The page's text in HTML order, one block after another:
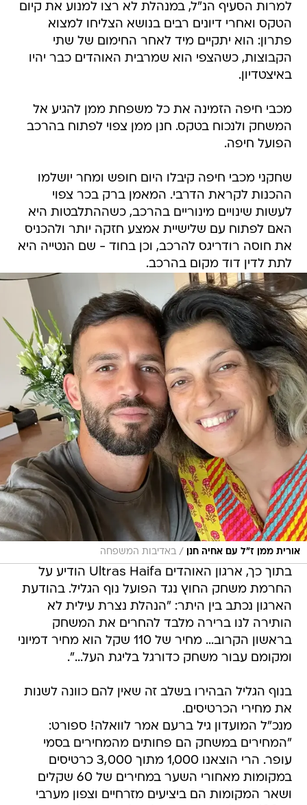
למרות הסעיף הנ"ל, במנהלת לא רצו למנוע את קיום
הטקס ואחרי דיונים רבים בנושא הצליחו למצוא
פתרון: הוא יתקיים מיד לאחר החימום של שתי
הקבוצות, כשהצפי הוא שמרבית האוהדים כבר יהיו
באיצטדיון.
מכבי חיפה הזמינה את כל משפחת ממן להגיע אל
המשחק ולנכוח בטקס. חנן ממן צפוי לפתוח בהרכב
הפועל חיפה.
שחקני מכבי חיפה קיבלו היום חופש ומחר יושלמו
ההכנות לקראת הדרבי. המאמן ברק בכר צפוי
לעשות שינויים מינוריים בהרכב, כשההתלבטות היא
האם לפתוח עם שלישיית אמצע חזקה יותר ולהכניס
את חוסה רודריגס להרכב, וכן בחוד - שם הנטייה היא
לתת לדין דוד מקום בהרכב.
אורית ממן ז"ל עם אחיה חנן / באדיבות המשפחה
בתוך כך, ארגון האוהדים Ultras Haifa הודיע על
החרמת משחק החוץ נגד הפועל נוף הגליל. בהודעת
הארגון נכתב בין היתר: "הנהלת נצרת עילית לא
הותירה לנו ברירה מלבד להחרים את המשחק
בראשון הקרוב... מחיר של 110 שקל הוא מחיר דמיוני
ומקומם עבור משחק כדורגל בליגת העל...".
בנוף הגליל הבהירו בשלב זה שאין להם כוונה לשנות
את מחירי הכרטיסים.
מנכ"ל המועדון גיל ברעם אמר לוואלה! ספורט:
"המחירים במשחק הם פחותים מהמחירים בסמי
עופר. הרי הוצאנו 1,000 מתוך 3,000 כרטיסים
במקומות מאחורי השער במחירים של 60 שקלים
ושאר המקומות הם ביציעים מזרחיים וצפון מערבי